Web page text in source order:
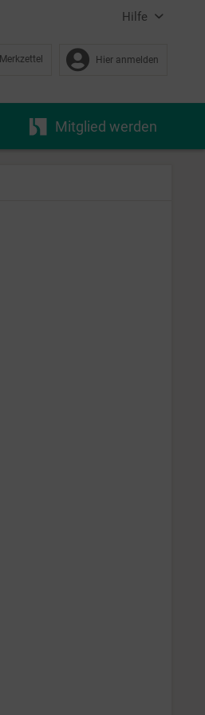
Hilfe
Merkzettel Hier anmelden
Mitglied werden